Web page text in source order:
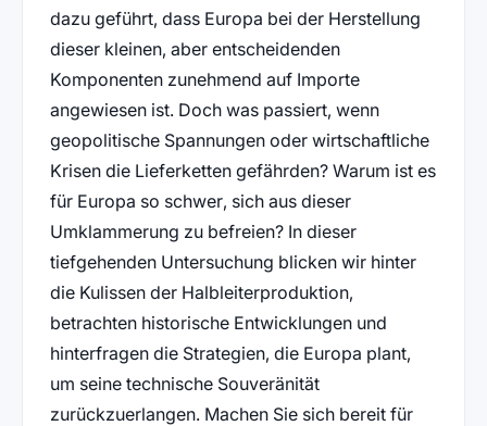
dazu geführt, dass Europa bei der Herstellung
dieser kleinen, aber entscheidenden
Komponenten zunehmend auf Importe
angewiesen ist. Doch was passiert, wenn
geopolitische Spannungen oder wirtschaftliche
Krisen die Lieferketten gefährden? Warum ist es
für Europa so schwer, sich aus dieser
Umklammerung zu befreien? In dieser
tiefgehenden Untersuchung blicken wir hinter
die Kulissen der Halbleiterproduktion,
betrachten historische Entwicklungen und
hinterfragen die Strategien, die Europa plant,
um seine technische Souveränität
zurückzuerlangen. Machen Sie sich bereit für